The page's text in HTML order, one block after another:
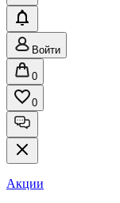
Войти
0
0
Акции